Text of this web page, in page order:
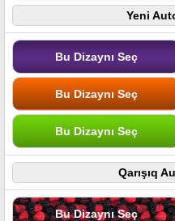
Yeni
Bu Dizaynı Seç
Bu Dizaynı Seç
Bu Dizaynı Seç
Qarışıq
Bu Dizaynı Seç